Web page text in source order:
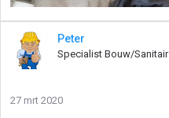
Peter
Specialist Bouw/Sanitair
27 mrt 2020